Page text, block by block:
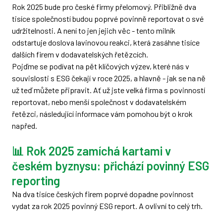
Rok 2025 bude pro české firmy přelomový. Přibližně dva
tisíce společností budou poprvé povinně reportovat o své
udržitelnosti. A není to jen jejich věc - tento milník
odstartuje doslova lavinovou reakci, která zasáhne tisíce
dalších firem v dodavatelských řetězcích.
Pojďme se podívat na pět klíčových výzev, které nás v
souvislosti s ESG čekají v roce 2025, a hlavně - jak se na ně
už teď můžete připravit. Ať už jste velká firma s povinností
reportovat, nebo menší společnost v dodavatelském
řetězci, následující informace vám pomohou být o krok
napřed.
📊 Rok 2025 zamíchá kartami v
českém byznysu: přichází povinný ESG
reporting
Na dva tisíce českých firem poprvé dopadne povinnost
vydat za rok 2025 povinný ESG report. A ovlivní to celý trh.